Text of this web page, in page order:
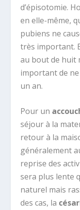
d’épisotomie.
en elle-même,
pubiens ne
très important.
au bout de huit
important de
un an.
Pour un
séjour à la
retour à la
généralement
reprise des
sera plus lente
naturel mais
des cas, la